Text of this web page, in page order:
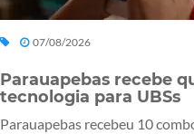
07/08/2026
Parauapebas recebe
tecnologia para UBSs
Parauapebas recebeu 10